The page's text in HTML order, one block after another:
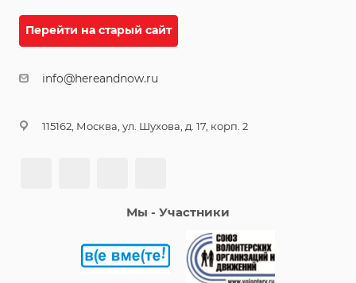
Перейти на старый сайт
info@hereandnow.ru
115162, Москва, ул. Шухова, д. 17, корп. 2
Мы - Участники